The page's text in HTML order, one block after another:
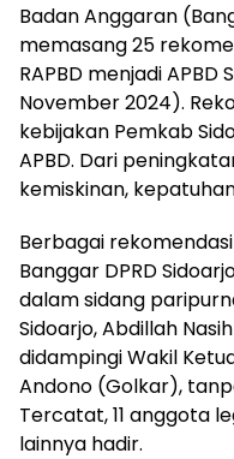
Badan Anggaran
memasang 25
RAPBD menjadi
November 2024).
kebijakan Pemkab
APBD. Dari
kemiskinan,
Berbagai
Banggar DPRD
dalam sidang
Sidoarjo, Abdillah
didampingi Wakil
Andono (Golkar),
Tercatat, 11 anggota
lainnya hadir.